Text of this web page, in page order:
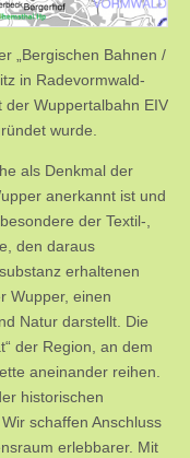
„Bergischen Bahnen /
in Radevormwald-
der Wuppertalbahn EIV
wurde.
als Denkmal der
anerkannt ist und
der Textil-,
den daraus
erhaltenen
Wupper, einen
Natur darstellt. Die
der Region, an dem
aneinander reihen.
historischen
schaffen Anschluss
erlebbarer. Mit